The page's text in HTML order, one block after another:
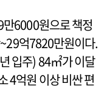
6000원으로 책정
억7820만원이다.
입주) 84㎡가 이달
4억원 이상 비싼 편